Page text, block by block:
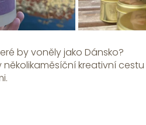
by voněly jako Dánsko?
kreativní